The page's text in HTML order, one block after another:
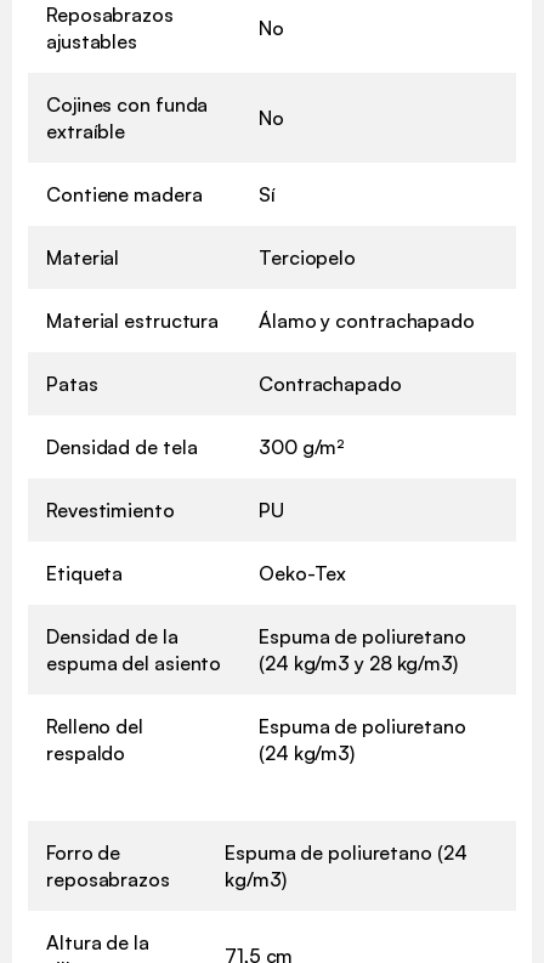
Reposabrazos
ajustables
No
Cojines con funda
extraíble
No
Contiene madera Sí
Material Terciopelo
Material estructura Álamo y contrachapado
Patas Contrachapado
Densidad de tela 300 g/m²
Revestimiento PU
Etiqueta Oeko-Tex
Densidad de la
espuma del asiento
Espuma de poliuretano
(24 kg/m3 y 28 kg/m3)
Relleno del
respaldo
Espuma de poliuretano
(24 kg/m3)
Forro de
reposabrazos
Espuma de poliuretano (24
kg/m3)
Altura de la
71,5 cm